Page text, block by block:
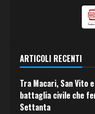
ARTICOLI RECENTI
Tra Macari, San Vito
battaglia civile che
Settanta